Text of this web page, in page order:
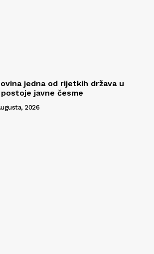
jedna od rijetkih država u
javne česme
2026